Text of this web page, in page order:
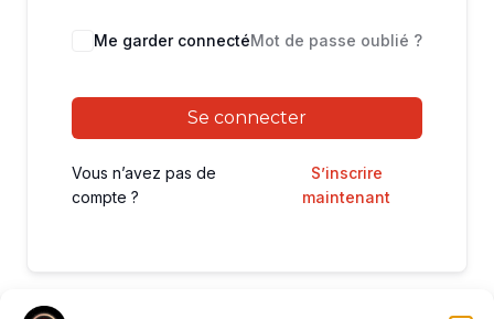
Me garder connectéMot de passe oublié ?
Se connecter
Vous n’avez pas de
compte ?
S’inscrire
maintenant